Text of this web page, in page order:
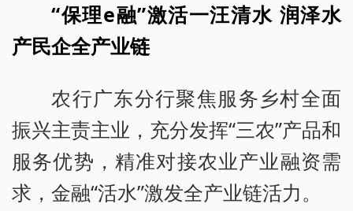
“保理e融”激活一汪清水 润泽水
产民企全产业链
农行广东分行聚焦服务乡村全面
振兴主责主业，充分发挥“三农”产品和
服务优势，精准对接农业产业融资需
求，金融“活水”激发全产业链活力。